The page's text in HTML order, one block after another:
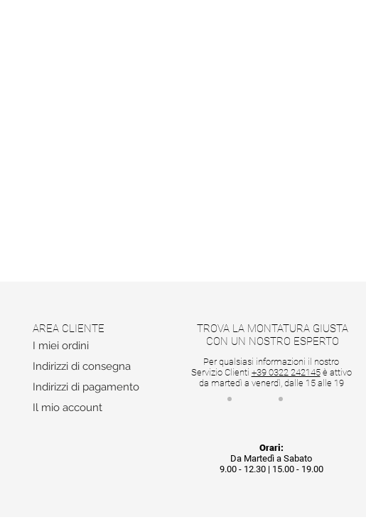
AREA CLIENTE
I miei ordini
Indirizzi di consegna
Indirizzi di pagamento
Il mio account
TROVA LA MONTATURA GIUSTA
CON UN NOSTRO ESPERTO
Per qualsiasi informazioni il nostro
Servizio Clienti +39 0322 242145è attivo
da martedì a venerdì, dalle 15 alle 19
Orari:
Da Martedì a Sabato
9.00 - 12.30 | 15.00 - 19.00